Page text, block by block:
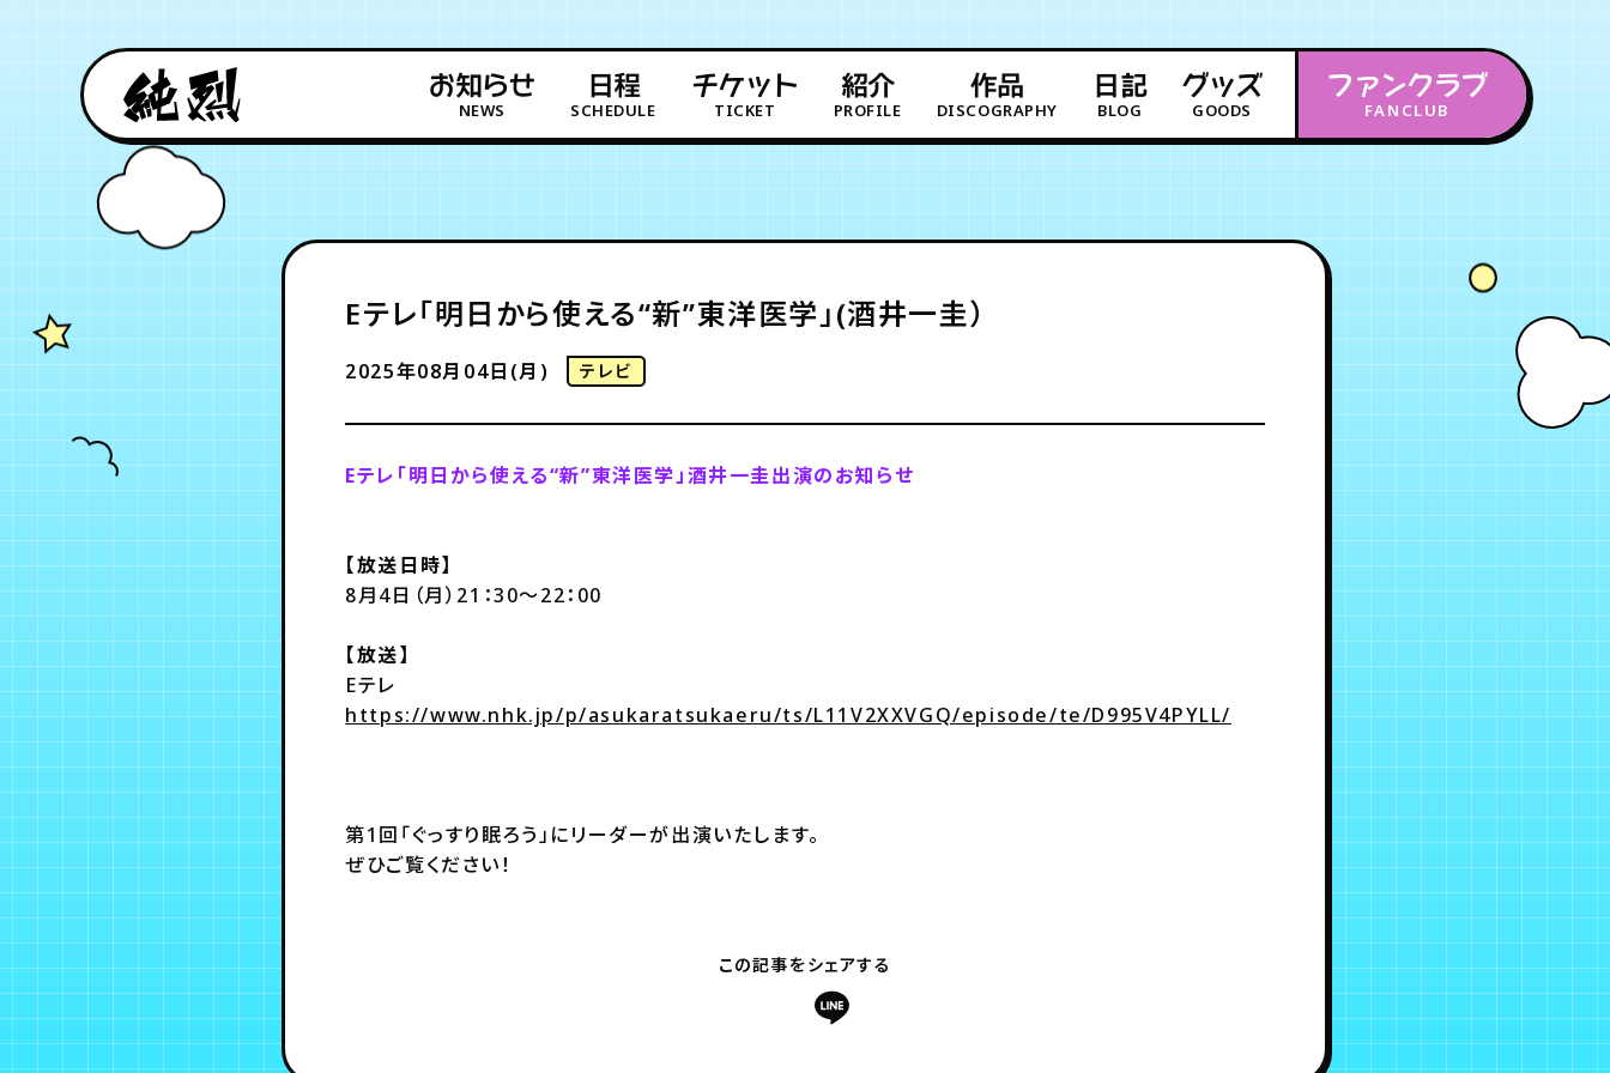
お知らせ
NEWS
日程
SCHEDULE
チケット
TICKET
紹介
PROFILE
作品
DISCOGRAPHY
日記
BLOG
グッズ
GOODS
ファンクラブ
FANCLUB
FC NEWS MOVIE
Eテレ「明日から使える“新”東洋医学」(酒井一圭）
2025年08月04日(月) テレビ
Eテレ「明日から使える“新”東洋医学」酒井一圭出演のお知らせ
【放送日時】
8月4日（月）21：30～22：00
【放送】
Eテレ
https://www.nhk.jp/p/asukaratsukaeru/ts/L11V2XXVGQ/episode/te/D995V4PYLL/
第1回「ぐっすり眠ろう」にリーダーが出演いたします。
ぜひご覧ください！
この記事をシェアする